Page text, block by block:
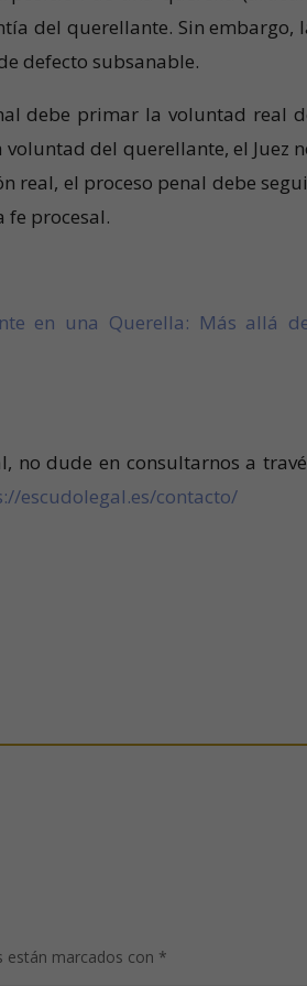
del querellante. Sin embargo,
defecto subsanable.
debe primar la voluntad real
del querellante, el Juez
real, el proceso penal debe
fe procesal.
en una Querella: Más allá
no dude en consultarnos a
escudolegal.es/contacto/
están marcados con *